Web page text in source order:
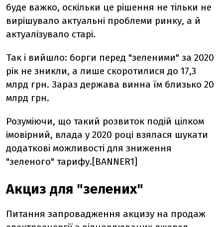
буде важко, оскільки це рішення не тільки не
вирішувало актуальні проблеми ринку, а й
актуалізувало старі.
Так і вийшло: борги перед "зеленими" за 2020
рік не зникли, а лише скоротилися до 17,3
млрд грн. Зараз держава винна їм близько 20
млрд грн.
Розуміючи, що такий розвиток подій цілком
імовірний, влада у 2020 році взялася шукати
додаткові можливості для зниження
"зеленого" тарифу.[BANNER1]
Акциз для "зелених"
Питання запровадження акцизу на продаж